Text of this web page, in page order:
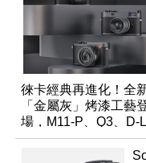
徠卡經典再進化！全
「金屬灰」烤漆工藝
場，M11-P、Q3、D-
領銜換裝